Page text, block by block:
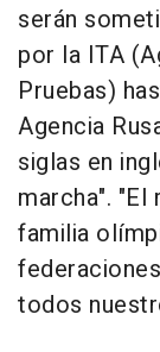
serán
por la ITA
Pruebas)
Agencia
siglas en
marcha".
familia
todos